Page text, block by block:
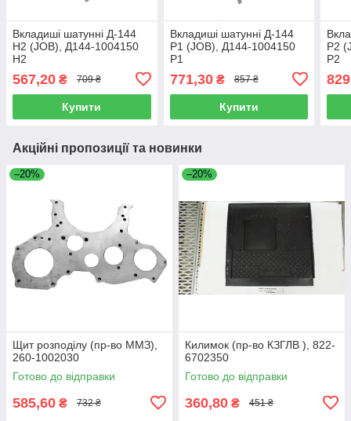
Вкладиші шатунні Д-144
Н2 (JOB), Д144-1004150
Н2
567,20 ₴ 709 ₴
Купити
Вкладиші шатунні Д-144
Р1 (JOB), Д144-1004150
Р1
771,30₴ 857 ₴
Купити
Р2
Р2
Акційні пропозиції та новинки
–20%
Щит розподілу (пр-во ММЗ),
260-1002030
Готово до відправки
585,60 ₴ 732 ₴
–20%
Килимок (пр-во КЗГЛВ ), 822-
6702350
Готово до відправки
360,80 ₴ 451 ₴